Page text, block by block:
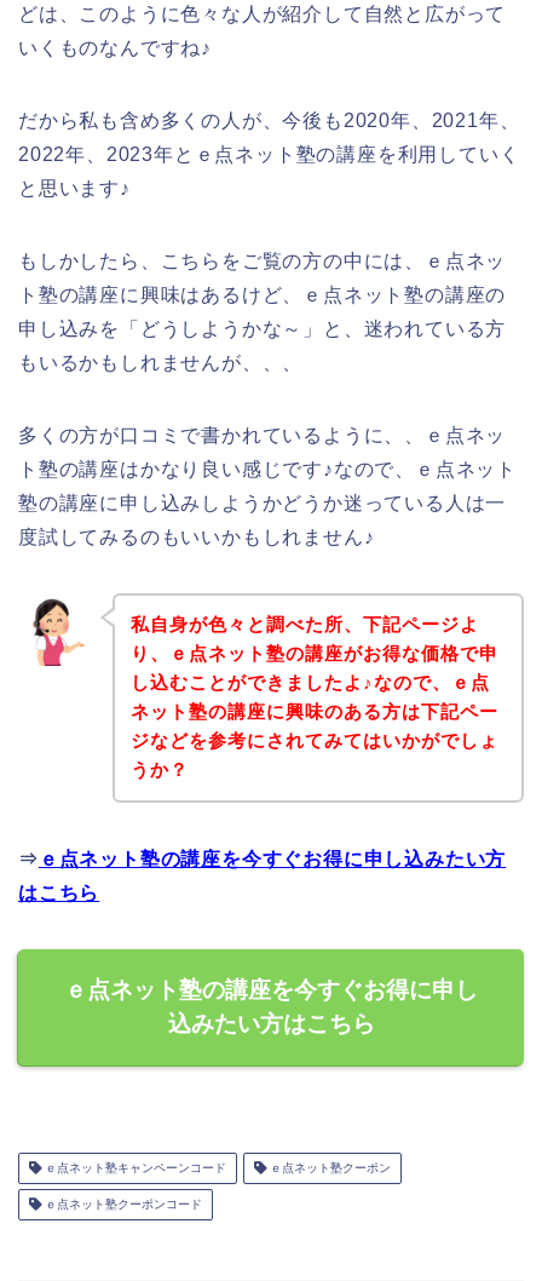
どは、このように色々な人が紹介して自然と広がって
いくものなんですね♪
だから私も含め多くの人が、今後も2020年、2021年、
2022年、2023年とｅ点ネット塾の講座を利用していく
と思います♪
もしかしたら、こちらをご覧の方の中には、ｅ点ネッ
ト塾の講座に興味はあるけど、ｅ点ネット塾の講座の
申し込みを「どうしようかな～」と、迷われている方
もいるかもしれませんが、、、
多くの方が口コミで書かれているように、、ｅ点ネッ
ト塾の講座はかなり良い感じです♪なので、ｅ点ネット
塾の講座に申し込みしようかどうか迷っている人は一
度試してみるのもいいかもしれません♪
私自身が色々と調べた所、下記ページよ
り、ｅ点ネット塾の講座がお得な価格で申
し込むことができましたよ♪なので、ｅ点
ネット塾の講座に興味のある方は下記ペー
ジなどを参考にされてみてはいかがでしょ
うか？
⇒ ｅ点ネット塾の講座を今すぐお得に申し込みたい方
はこちら
ｅ点ネット塾の講座を今すぐお得に申し
込みたい方はこちら
ｅ点ネット塾キャンペーンコード ｅ点ネット塾クーポン
ｅ点ネット塾クーポンコード